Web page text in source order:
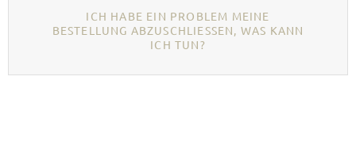
ICH HABE EIN PROBLEM MEINE
BESTELLUNG ABZUSCHLIESSEN, WAS KANN I
CH TUN?